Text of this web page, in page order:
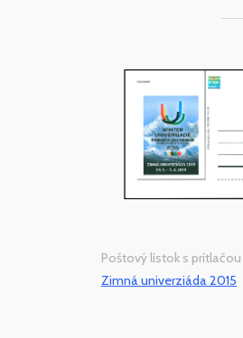
Poštový lístok s prítlačou
Zimná univerziáda 2015